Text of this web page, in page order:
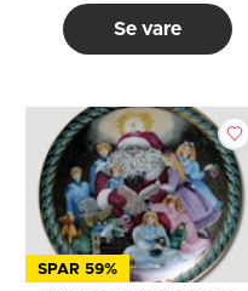
Se vare
SPAR 59%